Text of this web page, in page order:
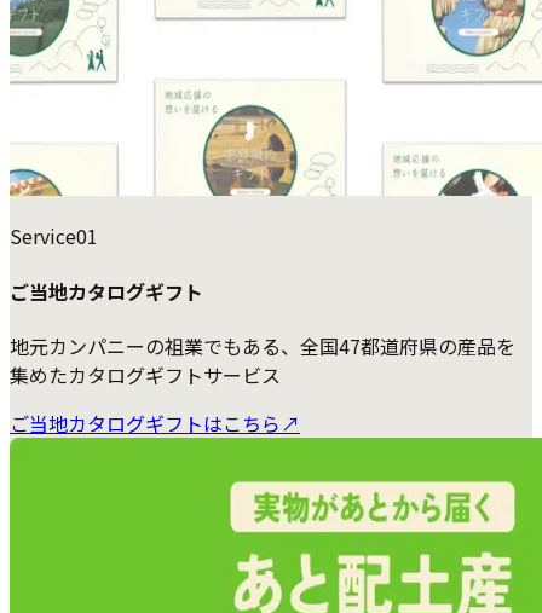
Service01
ご当地カタログギフト
地元カンパニーの祖業でもある、全国47都道府県の産品を
集めたカタログギフトサービス
ご当地カタログギフトはこちら↗